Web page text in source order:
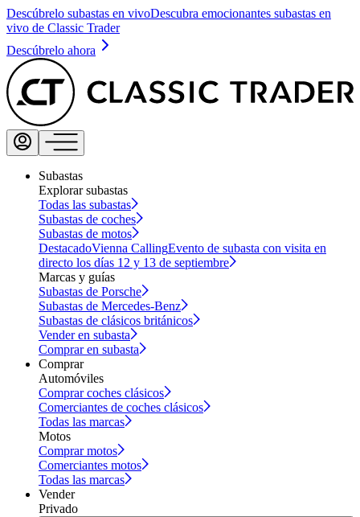
Descúbrelo subastas en vivoDescubra emocionantes subastas en
vivo de Classic Trader
Descúbrelo ahora
Subastas
Explorar subastas
Todas las subastas
Subastas de coches
Subastas de motos
DestacadoVienna CallingEvento de subasta con visita en
directo los días 12 y 13 de septiembre
Marcas y guías
Subastas de Porsche
Subastas de Mercedes-Benz
Subastas de clásicos británicos
Vender en subasta
Comprar en subasta
Comprar
Automóviles
Comprar coches clásicos
Comerciantes de coches clásicos
Todas las marcas
Motos
Comprar motos
Comerciantes motos
Todas las marcas
Vender
Privado